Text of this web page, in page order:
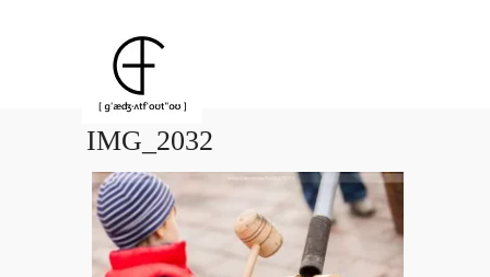
IMG_2032